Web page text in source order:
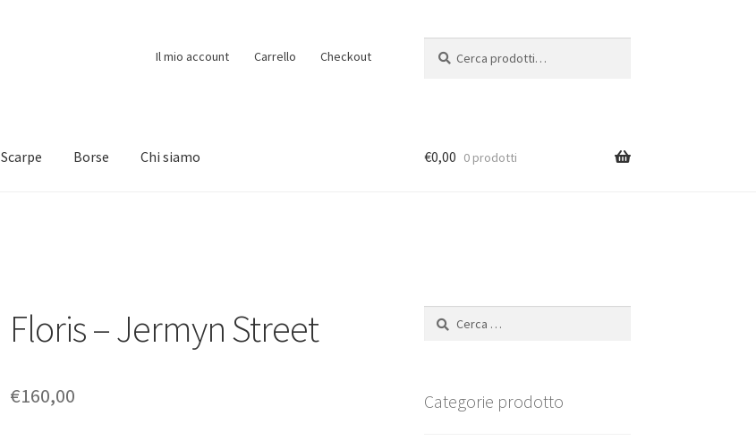
Il mio account Carrello Checkout
Scarpe Borse Chi siamo €0,00 0 prodotti
Floris – Jermyn Street
€160,00
Ricerca
Categorie prodotto